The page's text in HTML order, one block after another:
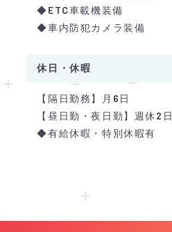
◆ETC車載機装備
◆車内防犯カメラ装備
休日・休暇
【隔日勤務】月6日
【昼日勤・夜日勤】週休2日
◆有給休暇・特別休暇有